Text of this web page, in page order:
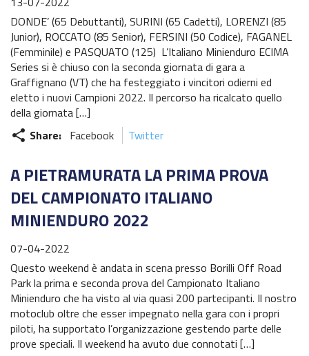
News EnduroGP
News ISDE
Regionale Enduro
Cerca Motoclub
Piloti Enduro
Albo d’oro Italiano Enduro
Archivio Stagioni Italiano Enduro
Informazioni e comunicati
Notizie sportive
Recensioni e test
Informazioni e comunicati
Notizie sportive
DONDE’ (65 Debuttanti), SURINI (65 Cadetti), LORENZI (85
Junior), ROCCATO (85 Senior), FERSINI (50 Codice), FAGANEL
(Femminile) e PASQUATO (125) L’Italiano Minienduro ECIMA
Series si è chiuso con la seconda giornata di gara a
Graffignano (VT) che ha festeggiato i vincitori odierni ed
eletto i nuovi Campioni 2022. Il percorso ha ricalcato quello
della giornata […]
share Share: Facebook Twitter
A PIETRAMURATA LA PRIMA PROVA
DEL CAMPIONATO ITALIANO
MINIENDURO 2022
07-04-2022
Questo weekend è andata in scena presso Borilli Off Road
Park la prima e seconda prova del Campionato Italiano
Minienduro che ha visto al via quasi 200 partecipanti. Il nostro
motoclub oltre che esser impegnato nella gara con i propri
piloti, ha supportato l’organizzazione gestendo parte delle
prove speciali. Il weekend ha avuto due connotati […]